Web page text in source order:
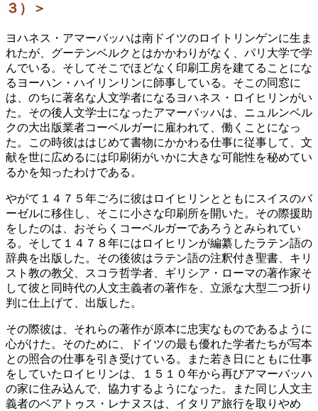
３）＞
ヨハネス・アマーバッハは南ドイツのロイトリンゲンに生ま
れたが、グーテンベルクとはかかわりがなく、パリ大学で学
んでいる。そしてそこでほどなく印刷工房を建てることにな
るヨーハン・ハイリンリンに師事している。そこの同窓に
は、のちに著名な人文学者になるヨハネス・ロイヒリンがい
た。その後人文学士になったアマーバッハは、ニュルンベル
クの大出版業者コーベルガーに雇われて、働くことになっ
た。この時彼ははじめて書物にかかわる仕事に従事して、文
献を世に広めるには印刷術がいかに大きな可能性を秘めてい
るかを知ったわけである。
やがて１４７５年ごろに彼はロイヒリンとともにスイスのバ
ーゼルに移住し、そこに小さな印刷所を開いた。その際援助
をしたのは、おそらくコーベルガーであろうとみられてい
る。そして１４７８年にはロイヒリンが編纂したラテン語の
辞典を出版した。その後彼はラテン語の注釈付き聖書、キリ
スト教の教父、スコラ哲学者、ギリシア・ローマの著作家そ
して彼と同時代の人文主義者の著作を、立派な大型二つ折り
判に仕上げて、出版した。
その際彼は、それらの著作が原本に忠実なものであるように
心がけた。そのために、ドイツの最も優れた学者たちが写本
との照合の仕事を引き受けている。また若き日にともに仕事
をしていたロイヒリンは、１５１０年から再びアマーバッハ
の家に住み込んで、協力するようになった。また同じ人文主
義者のベアトゥス・レナヌスは、イタリア旅行を取りやめ